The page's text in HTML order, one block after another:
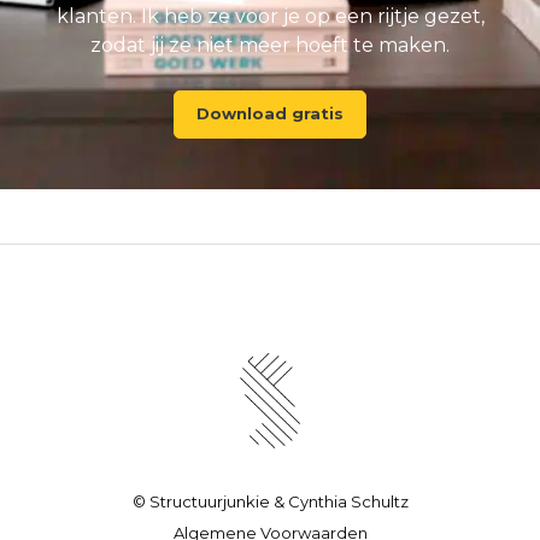
klanten. Ik heb ze voor je op een rijtje gezet,
zodat jij ze niet meer hoeft te maken.
Download gratis
© Structuurjunkie & Cynthia Schultz
Algemene Voorwaarden